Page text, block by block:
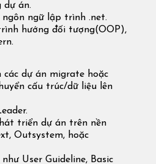
dự án.
ngữ lập trình .net.
hướng đối tượng(OOP),
các dự án migrate hoặc
cấu trúc/dữ liệu lên
triển dự án trên nền
Outsystem, hoặc
User Guideline, Basic